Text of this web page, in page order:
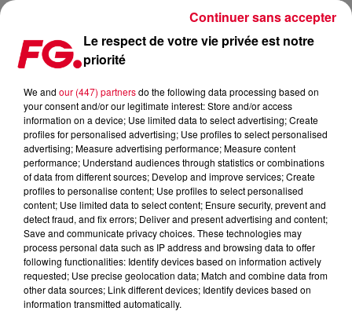
DROGUES EN MILIEU FESTIF ET PRÉVENTION, L’EXEMPLE
Publié : 8 janvier 2025 à 15h43 par Jean-Baptiste BLANDIN
Le respect de votre vie privée est notre
priorité
We and our (447) partnersdo the following data processing based on
your consent and/or our legitimate interest: Store and/or access
information on a device; Use limited data to select advertising; Create
profiles for personalised advertising; Use profiles to select personalised
advertising; Measure advertising performance; Measure content
performance; Understand audiences through statistics or combinations
of data from different sources; Develop and improve services; Create
profiles to personalise content; Use profiles to select personalised
content; Use limited data to select content; Ensure security, prevent and
detect fraud, and fix errors; Deliver and present advertising and content;
Save and communicate privacy choices. These technologies may
process personal data such as IP address and browsing data to offer
following functionalities: Identify devices based on information actively
requested; Use precise geolocation data; Match and combine data from
other data sources; Link different devices; Identify devices based on
information transmitted automatically.
Continuer sans accepter